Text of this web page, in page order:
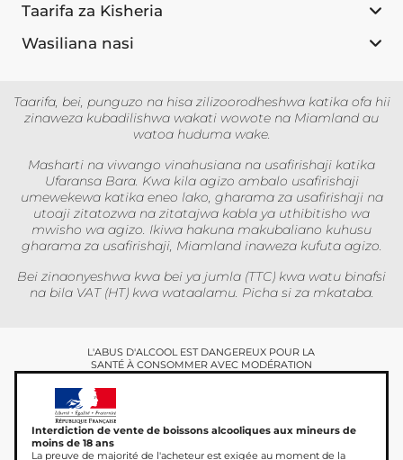
Taarifa za Kisheria
Wasiliana nasi
Taarifa, bei, punguzo na hisa zilizoorodheshwa katika ofa hii
zinaweza kubadilishwa wakati wowote na Miamland au
watoa huduma wake.
Masharti na viwango vinahusiana na usafirishaji katika
Ufaransa Bara. Kwa kila agizo ambalo usafirishaji
umewekewa katika eneo lako, gharama za usafirishaji na
utoaji zitatozwa na zitatajwa kabla ya uthibitisho wa
mwisho wa agizo. Ikiwa hakuna makubaliano kuhusu
gharama za usafirishaji, Miamland inaweza kufuta agizo.
Bei zinaonyeshwa kwa bei ya jumla (TTC) kwa watu binafsi
na bila VAT (HT) kwa wataalamu. Picha si za mkataba.
L'ABUS D'ALCOOL EST DANGEREUX POUR LA
SANTÉ À CONSOMMER AVEC MODÉRATION
Interdiction de vente de boissons alcooliques aux mineurs de
moins de 18 ans
La preuve de majorité de l'acheteur est exigée au moment de la